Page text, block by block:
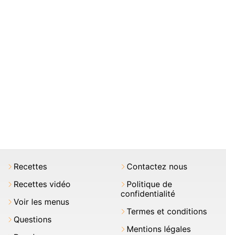
Recettes
Recettes vidéo
Voir les menus
Questions
Contactez nous
Politique de
confidentialité
Termes et conditions
Mentions légales